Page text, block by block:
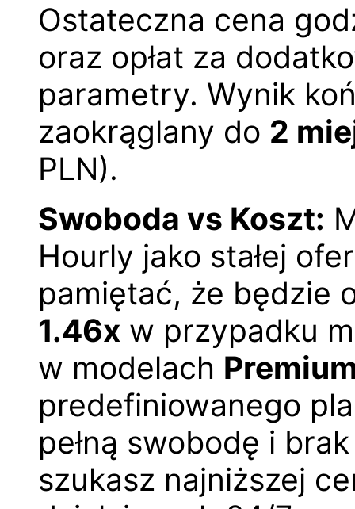
Ostateczna cena
oraz opłat za
parametry. Wynik
zaokrąglany do 2
PLN).
Swoboda vs Koszt:
Hourly jako stałej
pamiętać, że będzie
1.46x w przypadku
w modelach
predefiniowanego
pełną swobodę i
szukasz najniższej